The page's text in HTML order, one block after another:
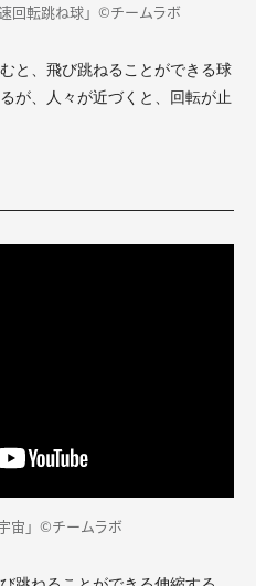
回転跳ね球」 ©チームラボ
と、飛び跳ねることができる球
が、人々が近づくと、回転が止
宙」 ©チームラボ